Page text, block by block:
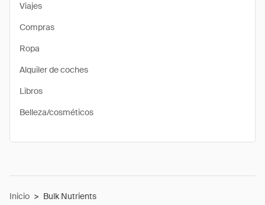
Viajes
Compras
Ropa
Alquiler de coches
Libros
Belleza/cosméticos
Inicio > Bulk Nutrients